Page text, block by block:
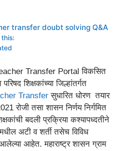
transfer doubt solving Q&A
this:
Transfer Portal विकसित
शिक्षकांच्या जिल्हांतर्गत
Transfer सुधारित धोरण तयार
रोजी तसा शासन निर्णय निर्गमित
बदली प्रक्रिया कश्यापध्दतीने
अटी व शर्ती तसेच विविध
आहेत. महाराष्ट्र शासन ग्राम